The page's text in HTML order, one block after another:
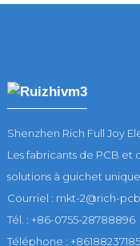
Shenzhen Rich Full Joy
Les fabricants de PCB et
solutions à guichet unique
Courriel : mkt-2@rich-
Tél. : +86-0755-28788896
Téléphone :